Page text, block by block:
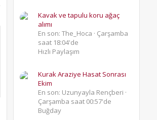
Kavak ve tapulu koru ağaç
alımı
En son: The_Hoca
Çarşamba
saat 18:04'de
Hızlı Paylaşım
Kurak Araziye Hasat Sonrası
Ekim
En son: Uzunyayla Rençberi
Çarşamba saat 00:57'de
Buğday